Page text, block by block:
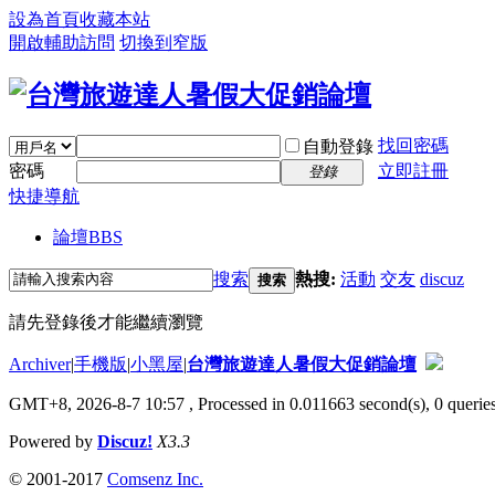
設為首頁收藏本站
開啟輔助訪問 切換到窄版
自動登錄 找回密碼
密碼
登錄
立即註冊
快捷導航
論壇BBS
搜索 搜索 熱搜: 活動 交友 discuz
請先登錄後才能繼續瀏覽
Archiver|手機版|小黑屋|台灣旅遊達人暑假大促銷論壇
GMT+8, 2026-8-7 10:57 , Processed in 0.011663 second(s), 0
Powered by Discuz! X3.3
© 2001-2017 Comsenz Inc.